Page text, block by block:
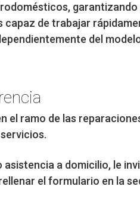
capaz de trabajar
del
el ramo de las
a domicilio, le
el formulario en la